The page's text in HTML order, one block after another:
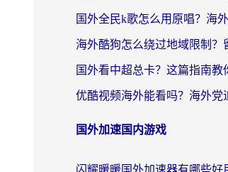
国外加速国内游戏